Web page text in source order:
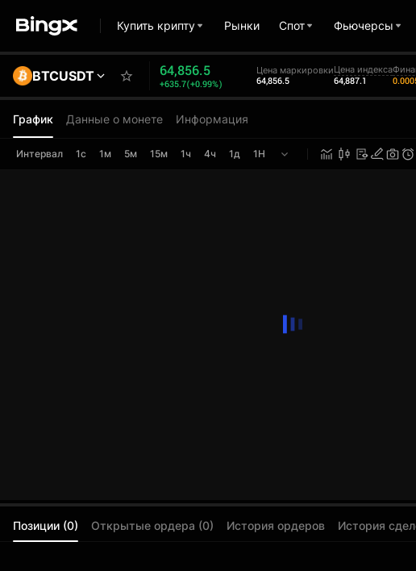
Купить крипту Рынки Спот Фьючерсы
BTCUSDT 64,856.5
+635.7(+0.99%)
Цена маркировки
64,856.5
Цена индекса
64,887.1
График Данные о монете Информация
Интервал 1с 1м 5м 15м 1ч 4ч 1д 1Н
Позиции (0)
Открытые ордера (0) История ордеров История